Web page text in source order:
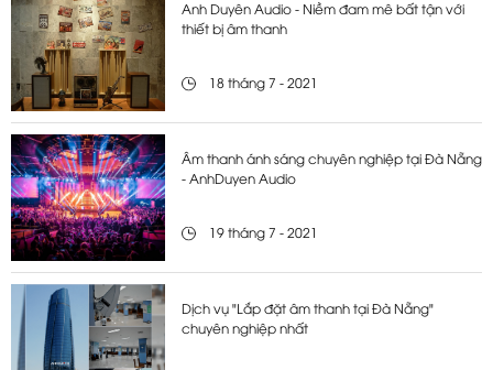
Anh Duyên Audio - Niềm đam mê bất tận với
thiết bị âm thanh
18 tháng 7 - 2021
Âm thanh ánh sáng chuyên nghiệp tại Đà Nẵng
- AnhDuyen Audio
19 tháng 7 - 2021
Dịch vụ "Lắp đặt âm thanh tại Đà Nẵng"
chuyên nghiệp nhất